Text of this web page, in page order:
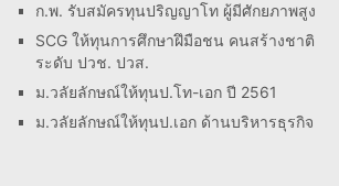
ก.พ. รับสมัครทุนปริญญาโท ผู้มีศักยภาพสูง
SCG ให้ทุนการศึกษาฝึมือชน คนสร้างชาติ
ระดับ ปวช. ปวส.
ม.วลัยลักษณ์ให้ทุนป.โท-เอก ปี 2561
ม.วลัยลักษณ์ให้ทุนป.เอก ด้านบริหารธุรกิจ